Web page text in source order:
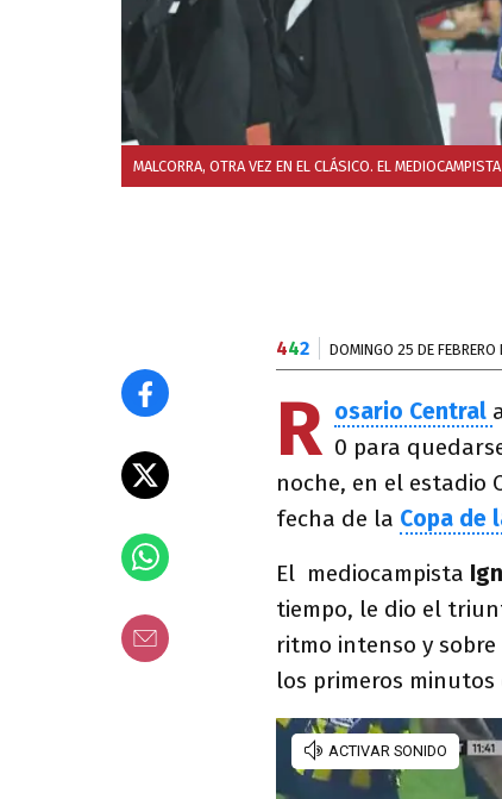
MALCORRA, OTRA VEZ EN EL CLÁSICO. EL
442 DOMINGO 25 DE
R osario Central
0 para
noche, en el estadio
fecha de la Copa de
El mediocampista
tiempo, le dio el
ritmo intenso y
los primeros